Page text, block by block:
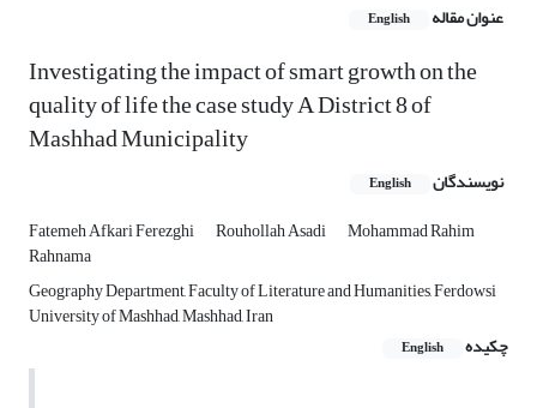
عنوان مقاله English
Investigating the impact of smart growth on the
quality of life the case study A District 8 of
Mashhad Municipality
نویسندگان English
Fatemeh Afkari Ferezghi Rouhollah Asadi Mohammad Rahim
Rahnama
Geography Department, Faculty of Literature and Humanities, Ferdowsi
University of Mashhad, Mashhad, Iran
چکیده
English